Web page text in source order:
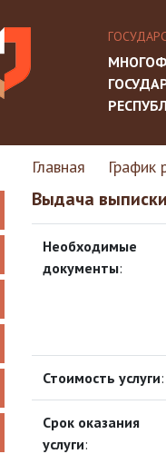
Главная График
Выдача
Необходимые
документы:
Стоимость услуги:
Срок оказания
услуги: